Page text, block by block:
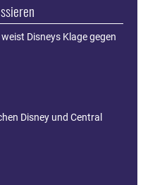
Disneys Klage gegen
Disney und Central